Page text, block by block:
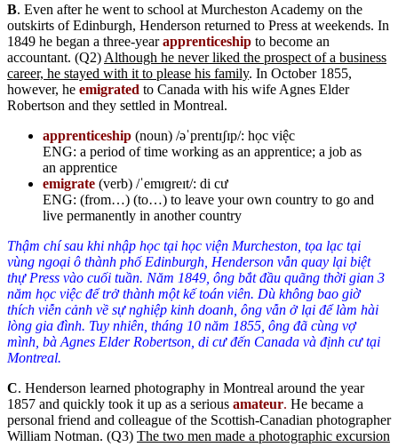
B. Even after he went to school at Murcheston Academy on the
outskirts of Edinburgh, Henderson returned to Press at weekends. In
1849 he began a three-yearapprenticeship to become an
accountant. (Q2) Although he never liked the prospect of a business
career, he stayed with it to please his family. In October 1855,
however, he emigrated to Canada with his wife Agnes Elder
Robertson and they settled in Montreal.
apprenticeship (noun) /əˈprentɪʃɪp/: học việc
ENG: a period of time working as an apprentice; a job as
an apprentice
emigrate (verb) /ˈemɪɡreɪt/: di cư
ENG: (from…) (to…) to leave your own country to go and
live permanently in another country
Thậm chí sau khi nhập học tại học viện Murcheston, tọa lạc tại
vùng ngoại ô thành phố Edinburgh, Henderson vẫn quay lại biệt
thự Press vào cuối tuần. Năm 1849, ông bắt đầu quãng thời gian 3
năm học việc để trở thành một kế toán viên. Dù không bao giờ
thích viễn cảnh về sự nghiệp kinh doanh, ông vẫn ở lại để làm hài
lòng gia đình. Tuy nhiên, tháng 10 năm 1855, ông đã cùng vợ
mình, bà Agnes Elder Robertson, di cư đến Canada và định cư tại
Montreal.
C. Henderson learned photography in Montreal around the year
1857 and quickly took it up as a serious amateur. He became a
personal friend and colleague of the Scottish-Canadian photographer
William Notman. (Q3) The two men made a photographic excursion